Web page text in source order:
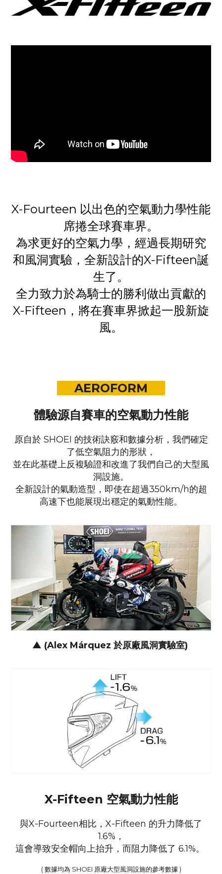
X-Fourteen 以出色的空氣動力學性能
席捲全球賽車界。
為求更好的空氣力學，經過長期研究
和風洞實驗， 全新設計的X-Fifteen誕
生了。
全力致力於為騎士的勝利做出貢獻的
X-Fifteen， 將在賽車界掀起一股新旋
風。
AEROFORM
體驗源自賽車的空氣動力性能
原自於 SHOEI 的技術訣竅和數據分析， 我們確定
了低空氣阻力的形狀，
並在此基礎上反複驗證和改進了我們自己的大型風
洞設施。
全新設計的氣動造型，即使在超過350km/h的超
高速下也能展現出穩定的氣動性能。
▲ (Alex Márquez 於原廠風洞實驗室)
X-Fifteen 空氣動力性能
與X-Fourteen相比，X-Fifteen 的升力降低了
1.6%，
這會導致安全帽向上抬升，而阻力降低了 6.1%。
( 數據均為 SHOEI 原廠大型風洞設施的參考數據 )